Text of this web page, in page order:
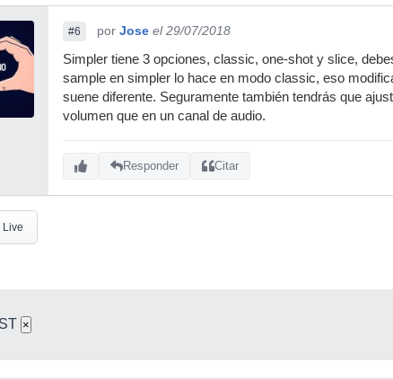
#6 por Jose el 29/07/2018
Simpler tiene 3 opciones, classic, one-shot y slice,
sample en simpler lo hace en modo classic, eso
suene diferente. Seguramente también tendrás que
volumen que en un canal de audio.
Responder Citar
Live
×